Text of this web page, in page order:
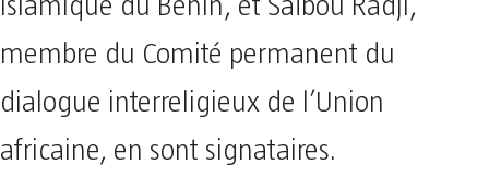
islamique du Bénin, et Saïbou Radji,
membre du Comité permanent du
dialogue interreligieux de l’Union
africaine, en sont signataires.